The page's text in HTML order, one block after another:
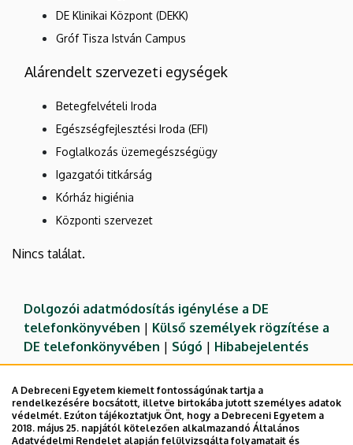
DE Klinikai Központ (DEKK)
Gróf Tisza István Campus
Alárendelt szervezeti egységek
Betegfelvételi Iroda
Egészségfejlesztési Iroda (EFI)
Foglalkozás üzemegészségügy
Igazgatói titkárság
Kórház higiénia
Központi szervezet
Nincs találat.
Dolgozói adatmódosítás igénylése a DE
telefonkönyvében | Külső személyek rögzítése a
DE telefonkönyvében | Súgó | Hibabejelentés
A Debreceni Egyetem kiemelt fontosságúnak tartja a
rendelkezésére bocsátott, illetve birtokába jutott személyes adatok
védelmét. Ezúton tájékoztatjuk Önt, hogy a Debreceni Egyetem a
2018. május 25. napjától kötelezően alkalmazandó Általános
Adatvédelmi Rendelet alapján felülvizsgálta folyamatait és